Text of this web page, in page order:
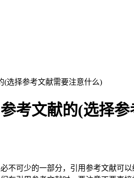
(选择参考文献需要注意什么)
考文献的(选择
不可少的一部分，引用参考文献可